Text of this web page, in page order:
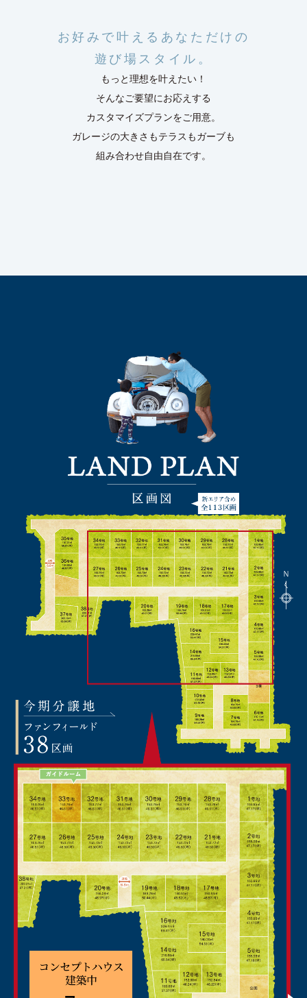
お好みで叶えるあなただけの
遊び場スタイル。
もっと理想を叶えたい！
そんなご要望にお応えする
カスタマイズプランをご用意。
ガレージの大きさもテラスもガーブも
組み合わせ自由自在です。